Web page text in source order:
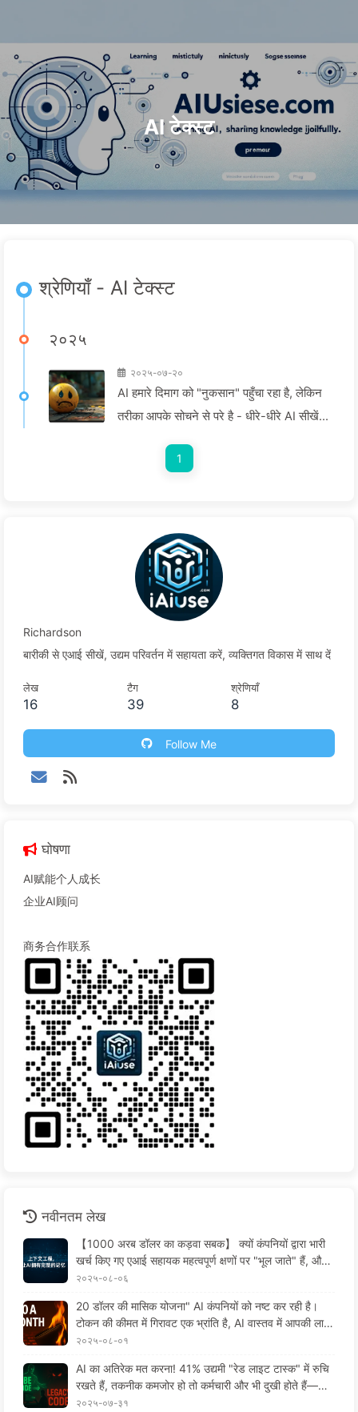
AI टेक्स्ट
श्रेणियाँ - AI टेक्स्ट
२०२५
२०२५-०७-२०
AI हमारे दिमाग को "नुकसान" पहुँचा रहा है, लेकिन
तरीका आपके सोचने से परे है - धीरे-धीरे AI सीखें
1
Richardson
बारीकी से एआई सीखें, उद्यम परिवर्तन में सहायता करें, व्यक्तिगत विकास में साथ दें
लेख
16
टैग
39
श्रेणियाँ
8
Follow Me
घोषणा
AI赋能个人成长
企业AI顾问
商务合作联系
नवीनतम लेख
【1000 अरब डॉलर का कड़वा सबक】 क्यों कंपनियों द्वारा भारी
खर्च किए गए एआई सहायक महत्वपूर्ण क्षणों पर "भूल जाते" हैं, और इ
सके बावजूद प्रतिस्पर्धियों ने 90% प्रदर्शन में सुधार किया?——
२०२५-०८-०६
20 डॉलर की मासिक योजना" AI कंपनियों को नष्ट कर रही है।
टोकन की कीमत में गिरावट एक भ्रांति है, AI वास्तव में आपकी लाल
च के कारण महंगा है——धीरे-धीरे AI सीखें164
२०२५-०८-०१
AI का अतिरेक मत करना! 41% उद्यमी "रेड लाइट टास्क" में रुचि
रखते हैं, तकनीक कमजोर हो तो कर्मचारी और भी दुखी होते हैं——
धीरे-धीरे AI सीखें163
२०२५-०७-३१